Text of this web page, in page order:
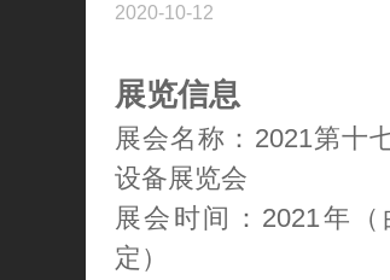
2020-10-12
展览信息
展会名称：2021第十
设备展览会
展会时间：2021年
定）